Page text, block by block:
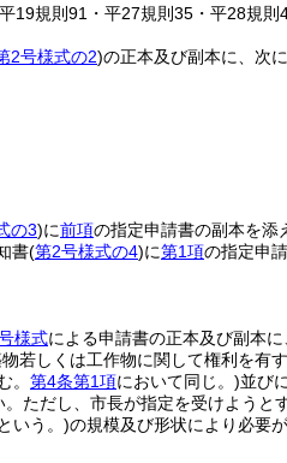
19規則91・平27規則35・平28規則
2号様式の2)の正本及び副本に、次
の3)に前項の指定申請書の副本を添
書(第2号様式の4)に第1項の指定申
様式による申請書の正本及び副本
若しくは工作物に関して権利を有
。 第4条第1項において同じ。)並び
ただし、市長が指定を受けようと
いう。)の規模及び形状により必要